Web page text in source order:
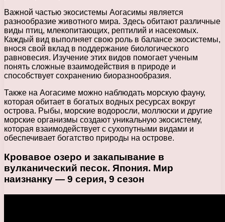
Важной частью экосистемы Аогасимы является
разнообразие животного мира. Здесь обитают различные
виды птиц, млекопитающих, рептилий и насекомых.
Каждый вид выполняет свою роль в балансе экосистемы,
внося свой вклад в поддержание биологического
равновесия. Изучение этих видов помогает ученым
понять сложные взаимодействия в природе и
способствует сохранению биоразнообразия.
Также на Аогасиме можно наблюдать морскую фауну,
которая обитает в богатых водных ресурсах вокруг
острова. Рыбы, морские водоросли, моллюски и другие
морские организмы создают уникальную экосистему,
которая взаимодействует с сухопутными видами и
обеспечивает богатство природы на острове.
Кровавое озеро и закапывание в
вулканический песок. Япония. Мир
наизнанку — 9 серия, 9 сезон